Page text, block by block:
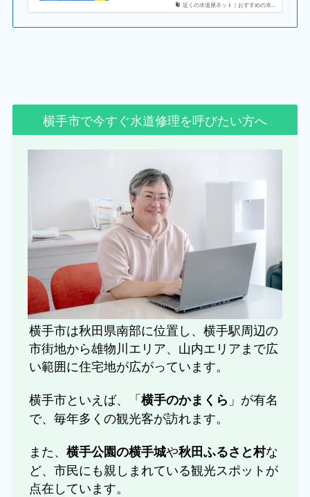
近くの水道屋ネット｜おすすめの水...
横手市で今すぐ水道修理を呼びたい方へ
横手市は秋田県南部に位置し、横手駅周辺の
市街地から雄物川エリア、山内エリアまで広
い範囲に住宅地が広がっています。
横手市といえば、「横手のかまくら 」が有名
で、毎年多くの観光客が訪れます。
また、横手公園の横手城や秋田ふるさと村な
ど、市民にも親しまれている観光スポットが
点在しています。